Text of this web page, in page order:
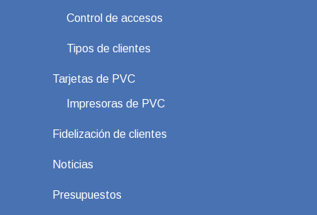
Control de accesos
Tipos de clientes
Tarjetas de PVC
Impresoras de PVC
Fidelización de clientes
Noticias
Presupuestos